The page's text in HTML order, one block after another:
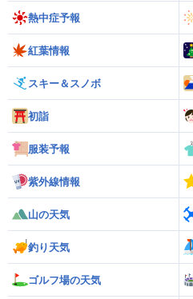
熱中症予報
紅葉情報
スキー＆スノボ
初詣
服装予報
紫外線情報
山の天気
釣り天気
ゴルフ場の天気